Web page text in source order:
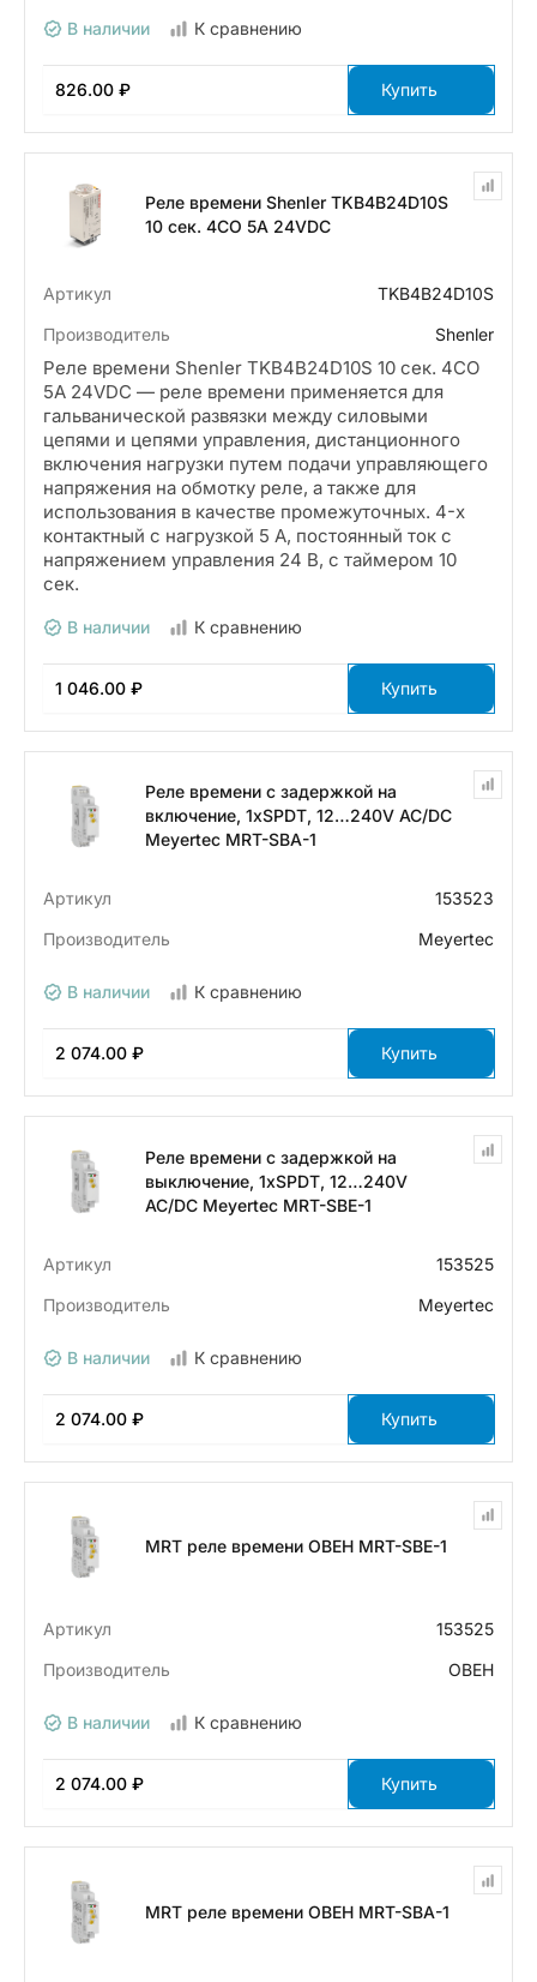
В наличии К сравнению
826.00 ₽ Купить
Реле времени Shenler TKB4B24D10S
10 сек. 4CO 5A 24VDC
Артикул
TKB4B24D10S
Производитель
Shenler
Реле времени Shenler TKB4B24D10S 10 сек. 4CO
5A 24VDC — реле времени применяется для
гальванической развязки между силовыми
цепями и цепями управления, дистанционного
включения нагрузки путем подачи управляющего
напряжения на обмотку реле, а также для
использования в качестве промежуточных. 4-х
контактный с нагрузкой 5 А, постоянный ток с
напряжением управления 24 В, с таймером 10
сек.
В наличии К сравнению
1 046.00 ₽ Купить
Реле времени с задержкой на
включение, 1хSPDT, 12…240V AC/DC
Meyertec MRT-SBA-1
Артикул
153523
Производитель
Meyertec
В наличии К сравнению
2 074.00 ₽ Купить
Реле времени с задержкой на
выключение, 1хSPDT, 12…240V
AC/DC Meyertec MRT-SBE-1
Артикул
153525
Производитель
Meyertec
В наличии К сравнению
2 074.00 ₽ Купить
MRT реле времени ОВЕН MRT-SBE-1
Артикул
153525
Производитель
ОВЕН
В наличии К сравнению
2 074.00 ₽ Купить
MRT реле времени ОВЕН MRT-SBA-1